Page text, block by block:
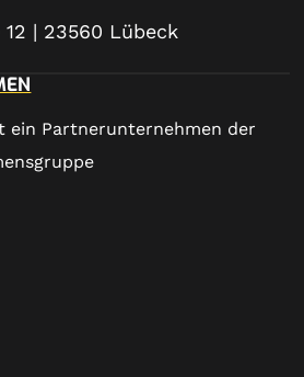
| 23560 Lübeck
ein Partnerunternehmen der